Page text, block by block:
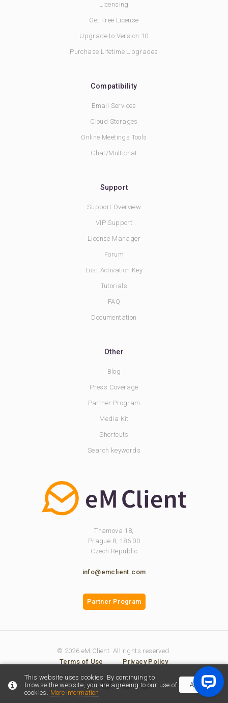
This website uses cookies. By continuing to
browse the website, you are agreeing to our use of
cookies. More information
Accept
Licensing
Get Free License
Upgrade to Version 10
Purchase Lifetime Upgrades
Compatibility
Email Services
Cloud Storages
Online Meetings Tools
Chat/Multichat
Support
Support Overview
VIP Support
License Manager
Forum
Lost Activation Key
Tutorials
FAQ
Documentation
Other
Blog
Press Coverage
Partner Program
Media Kit
Shortcuts
Search keywords
Thamova 18,
Prague 8, 186 00
Czech Republic
info@emclient.com
Partner Program
© 2026 eM Client. All rights reserved.
Terms of Use
Privacy Policy